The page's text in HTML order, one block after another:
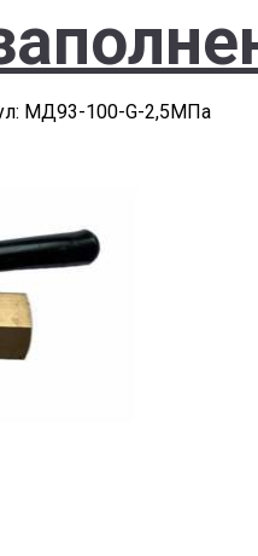
МД93-100-G-2,5МПа